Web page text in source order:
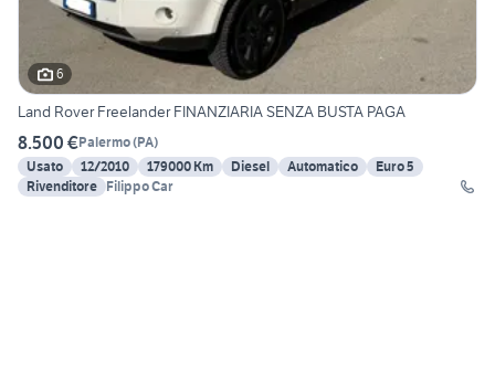
6
Land Rover Freelander FINANZIARIA SENZA BUSTA PAGA
8.500 €Palermo(PA)
Usato
12/2010 179000 Km Diesel Automatico
Euro 5
Rivenditore Filippo Car